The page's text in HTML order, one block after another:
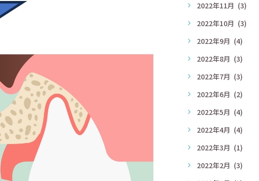
2022年11月 (3)
2022年10月 (3)
2022年9月 (4)
2022年8月 (3)
2022年7月 (3)
2022年6月 (2)
2022年5月 (4)
2022年4月 (4)
2022年3月 (1)
2022年2月 (3)